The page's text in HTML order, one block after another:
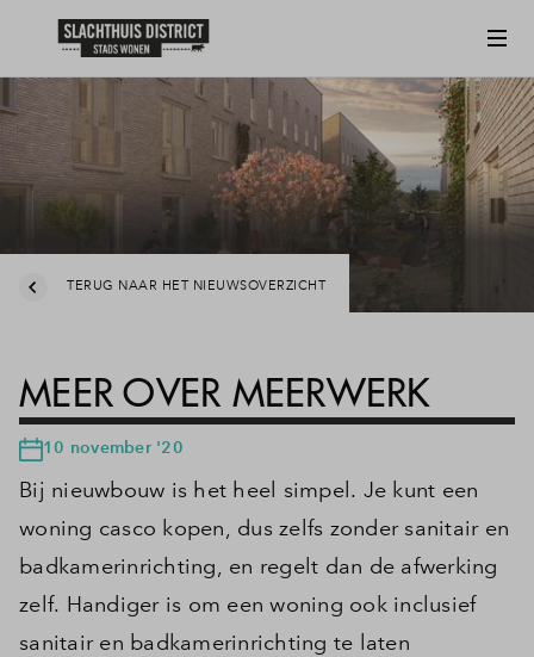
TERUG NAAR HET NIEUWSOVERZICHT
MEER OVER MEERWERK
10 november '20
Bij nieuwbouw is het heel simpel. Je kunt een
woning casco kopen, dus zelfs zonder sanitair en
badkamerinrichting, en regelt dan de afwerking
zelf. Handiger is om een woning ook inclusief
sanitair en badkamerinrichting te laten